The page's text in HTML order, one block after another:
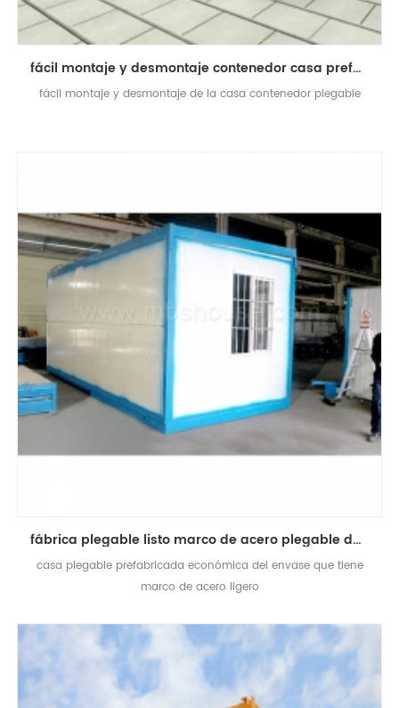
fácil montaje y desmontaje contenedor casa prefabricada contenedor plegable casa
fácil montaje y desmontaje de la casa contenedor plegable
fábrica plegable listo marco de acero plegable del envase de la casa
casa plegable prefabricada económica del envase que tiene
marco de acero ligero